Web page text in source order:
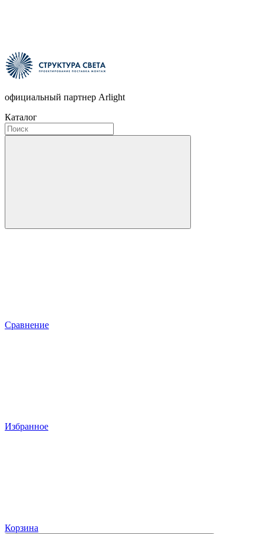
официальный партнер Arlight
Каталог
Сравнение
Избранное
Корзина